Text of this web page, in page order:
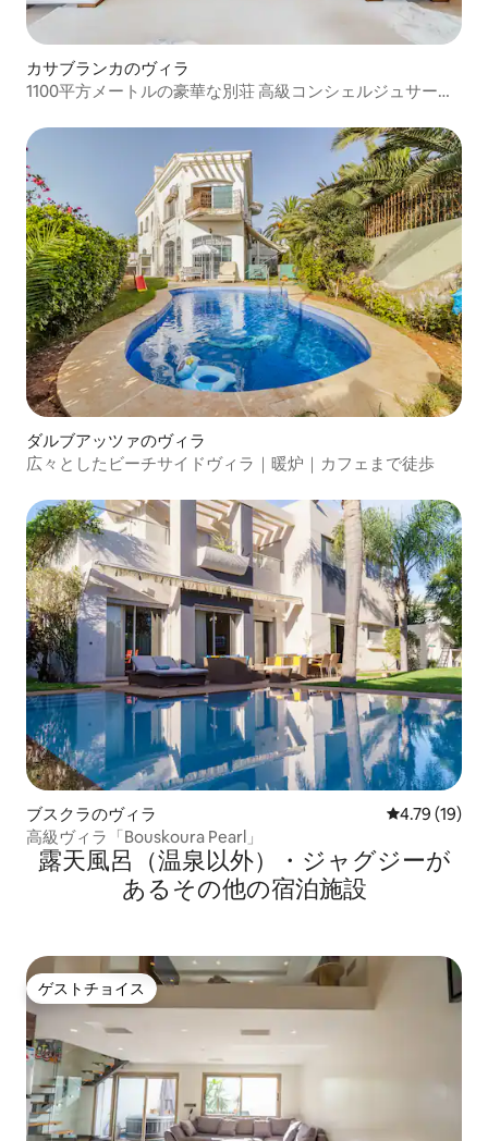
カサブランカのヴィラ
1100平方メートルの豪華な別荘 高級コンシェルジュサービ
ダルブアッツァのヴィラ
広々としたビーチサイドヴィラ｜暖炉｜カフェまで徒歩
ブスクラのヴィラ レビュー19
4.79 (19)
高級ヴィラ「Bouskoura Pearl」
露天風呂（温泉以外）・ジャグジーが
あるその他の宿泊施設
ゲストチョイス
ゲストチョイス